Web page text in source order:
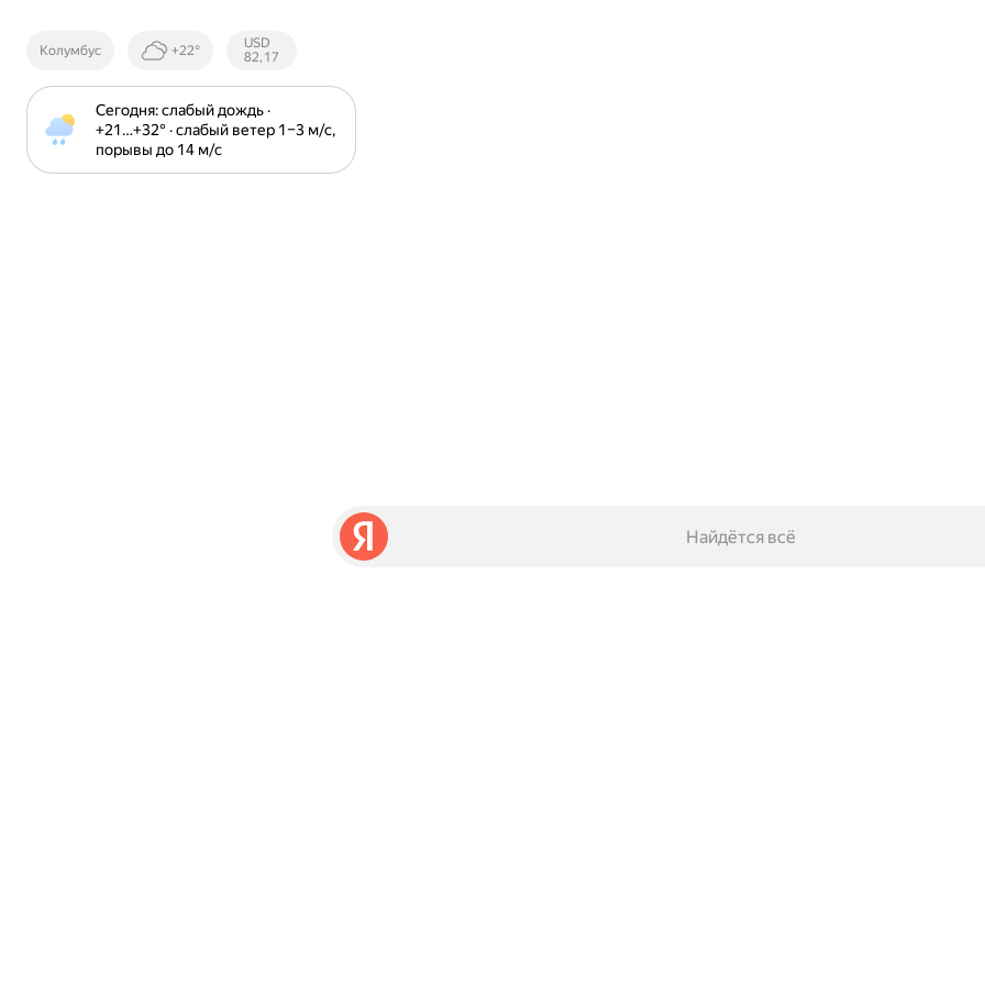
Колумбус +22°
Курсы ЦБ
РФ
USD
82,17
Сегодня: слабый дождь ·
+21⁠…⁠+32⁠° · слабый ветер 1⁠–⁠3 м⁠/⁠с,
порывы до 14 м⁠/⁠с